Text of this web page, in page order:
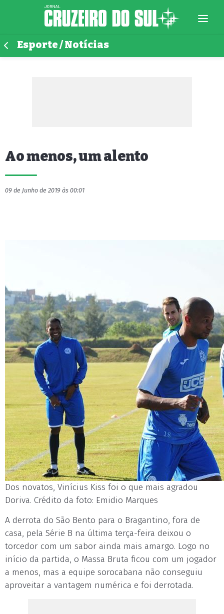
Esporte / Notícias
Ao menos, um alento
09 de Junho de 2019 às 00:01
Dos novatos, Vinícius Kiss foi o que mais agradou
Doriva. Crédito da foto: Emidio Marques
A derrota do São Bento para o Bragantino, fora de
casa, pela Série B na última terça-feira deixou o
torcedor com um sabor ainda mais amargo. Logo no
início da partida, o Massa Bruta ficou com um jogador
a menos, mas a equipe sorocabana não conseguiu
aproveitar a vantagem numérica e foi derrotada.